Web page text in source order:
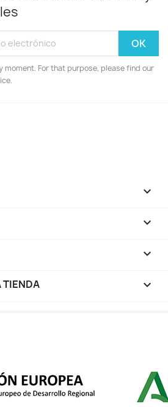
moment. For that purpose, please find our



TIENDA keyboard_arrow_down